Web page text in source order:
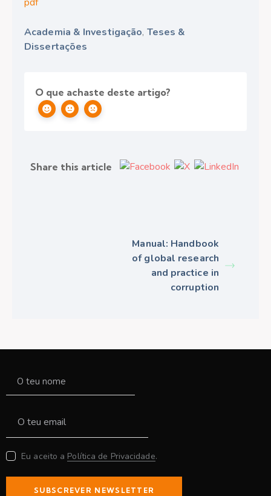
Academia & Investigação, Teses &
Dissertações
O que achaste deste artigo?
Share this article
Manual: Handbook
of global research
and practice in
corruption
Eu aceito a Política de Privacidade.
SUBSCREVER NEWSLETTER